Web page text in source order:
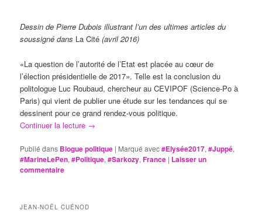
Dessin de Pierre Dubois illustrant l’un des ultimes articles du
soussigné dans La Cité (avril 2016)
«La question de l’autorité de l’Etat est placée au cœur de
l’élection présidentielle de 2017». Telle est la conclusion du
politologue Luc Roubaud, chercheur au CEVIPOF (Science-Po à
Paris) qui vient de publier une étude sur les tendances qui se
dessinent pour ce grand rendez-vous politique.
Continuer la lecture →
Publié dans Blogue politique | Marqué avec#Elysée2017,#Juppé,
#MarineLePen,#Politique,#Sarkozy,France | Laisser un
commentaire
JEAN-NOËL CUÉNOD